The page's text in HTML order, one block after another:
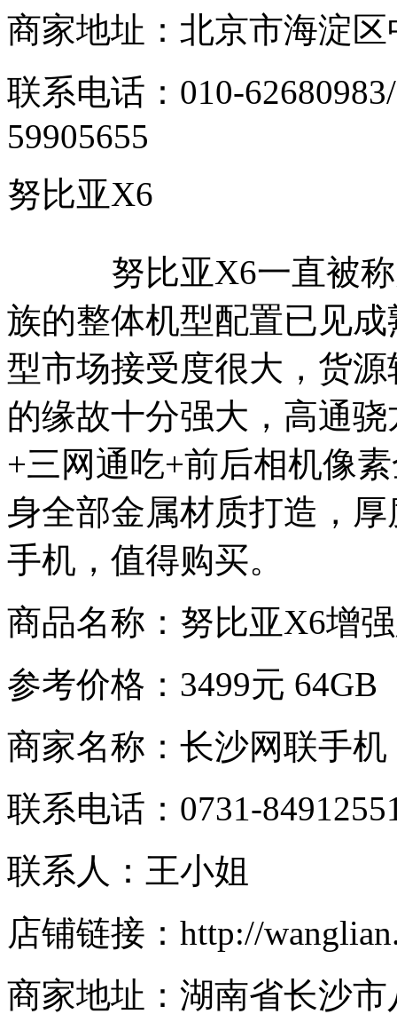
商家地址：北京市海淀
联系电话：010-
59905655
努比亚X6
努比亚X6一直被称
族的整体机型配置已见
型市场接受度很大，货
的缘故十分强大，高通
+三网通吃+前后相机像
身全部金属材质打造，
手机，值得购买。
商品名称：努比亚X6增
参考价格：3499元 64GB
商家名称：长沙网联手机
联系电话：0731-
联系人：王小姐
店铺链接：http://
商家地址：湖南省长沙